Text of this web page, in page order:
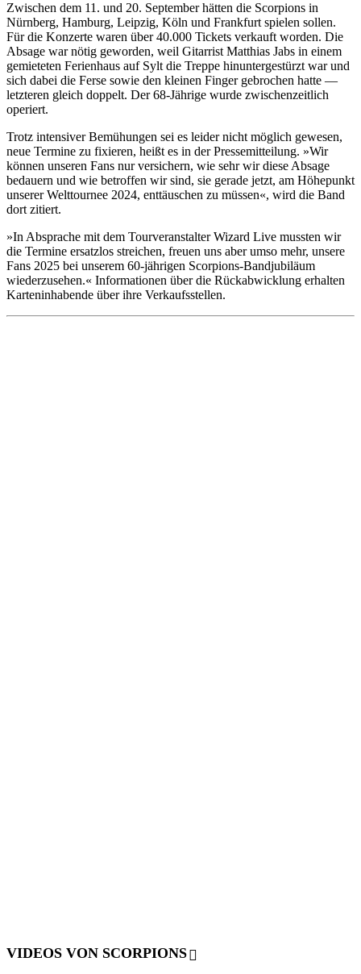
Zwischen dem 11. und 20. September hätten die Scorpions in
Nürnberg, Hamburg, Leipzig, Köln und Frankfurt spielen sollen.
Für die Konzerte waren über 40.000 Tickets verkauft worden. Die
Absage war nötig geworden, weil Gitarrist Matthias Jabs in einem
gemieteten Ferienhaus auf Sylt die Treppe hinuntergestürzt war und
sich dabei die Ferse sowie den kleinen Finger gebrochen hatte —
letzteren gleich doppelt. Der 68-Jährige wurde zwischenzeitlich
operiert.
Trotz intensiver Bemühungen sei es leider nicht möglich gewesen,
neue Termine zu fixieren, heißt es in der Pressemitteilung. »Wir
können unseren Fans nur versichern, wie sehr wir diese Absage
bedauern und wie betroffen wir sind, sie gerade jetzt, am Höhepunkt
unserer Welttournee 2024, enttäuschen zu müssen«, wird die Band
dort zitiert.
»In Absprache mit dem Tourveranstalter Wizard Live mussten wir
die Termine ersatzlos streichen, freuen uns aber umso mehr, unsere
Fans 2025 bei unserem 60-jährigen Scorpions-Bandjubiläum
wiederzusehen.« Informationen über die Rückabwicklung erhalten
Karteninhabende über ihre Verkaufsstellen.
VIDEOS VON SCORPIONS